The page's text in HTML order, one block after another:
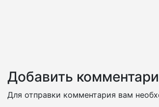
Добавить
Для отправки комментария вам